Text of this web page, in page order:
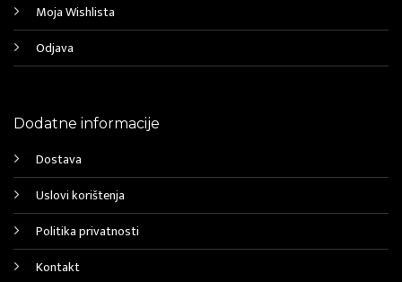
Moja Wishlista
Odjava
Dodatne informacije
Dostava
Uslovi korištenja
Politika privatnosti
Kontakt